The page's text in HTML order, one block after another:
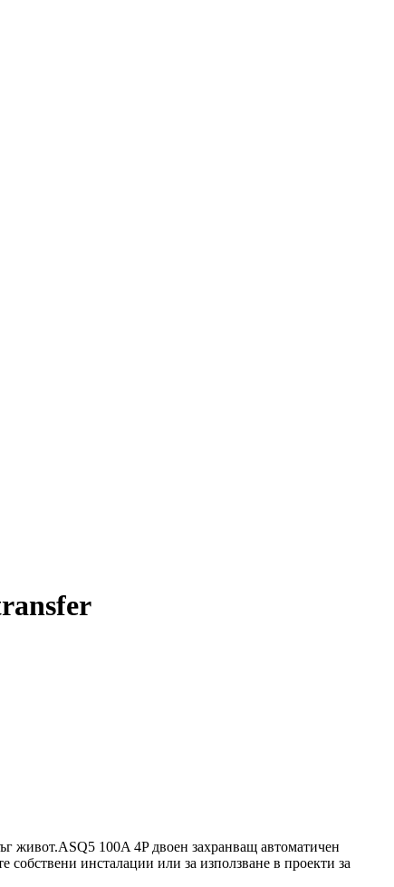
живот.ASQ5 100A 4P двоен захранващ автоматичен
инсталации или за използване в проекти за